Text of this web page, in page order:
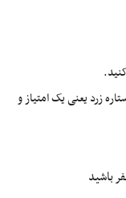
زرد یعنی یک امتیاز و
باشید